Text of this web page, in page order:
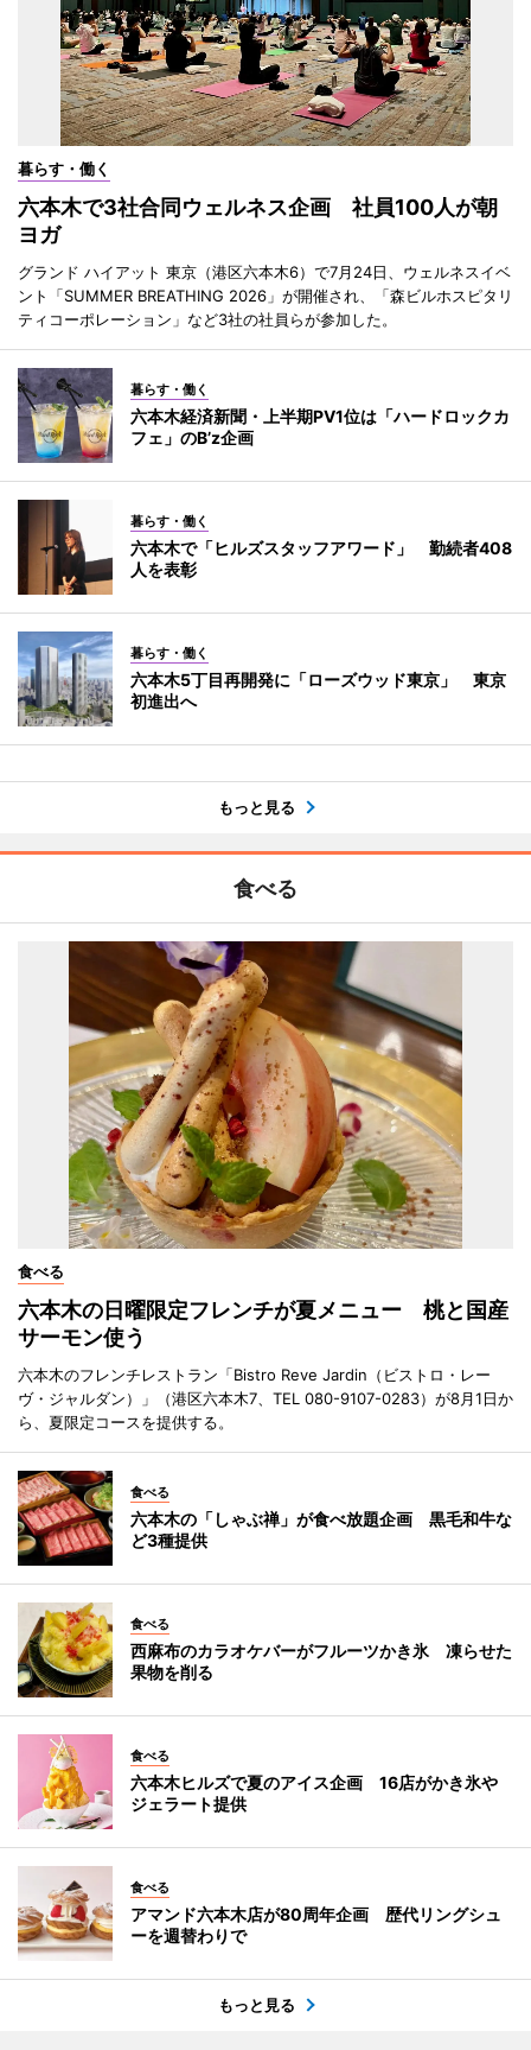
暮らす・働く
六本木で3社合同ウェルネス企画 社員100人が朝
ヨガ
グランド ハイアット 東京（港区六本木6）で7月24日、ウェルネスイベ
ント「SUMMER BREATHING 2026」が開催され、「森ビルホスピタリ
ティコーポレーション」など3社の社員らが参加した。
暮らす・働く
六本木経済新聞・上半期PV1位は「ハードロックカ
フェ」のB’z企画
暮らす・働く
六本木で「ヒルズスタッフアワード」 勤続者408
人を表彰
暮らす・働く
六本木5丁目再開発に「ローズウッド東京」 東京
初進出へ
もっと見る
食べる
食べる
六本木の日曜限定フレンチが夏メニュー 桃と国産
サーモン使う
六本木のフレンチレストラン「Bistro Reve Jardin（ビストロ・レー
ヴ・ジャルダン）」（港区六本木7、TEL 080-9107-0283）が8月1日か
ら、夏限定コースを提供する。
食べる
六本木の「しゃぶ禅」が食べ放題企画 黒毛和牛な
ど3種提供
食べる
西麻布のカラオケバーがフルーツかき氷 凍らせた
果物を削る
食べる
六本木ヒルズで夏のアイス企画 16店がかき氷や
ジェラート提供
食べる
アマンド六本木店が80周年企画 歴代リングシュ
ーを週替わりで
もっと見る